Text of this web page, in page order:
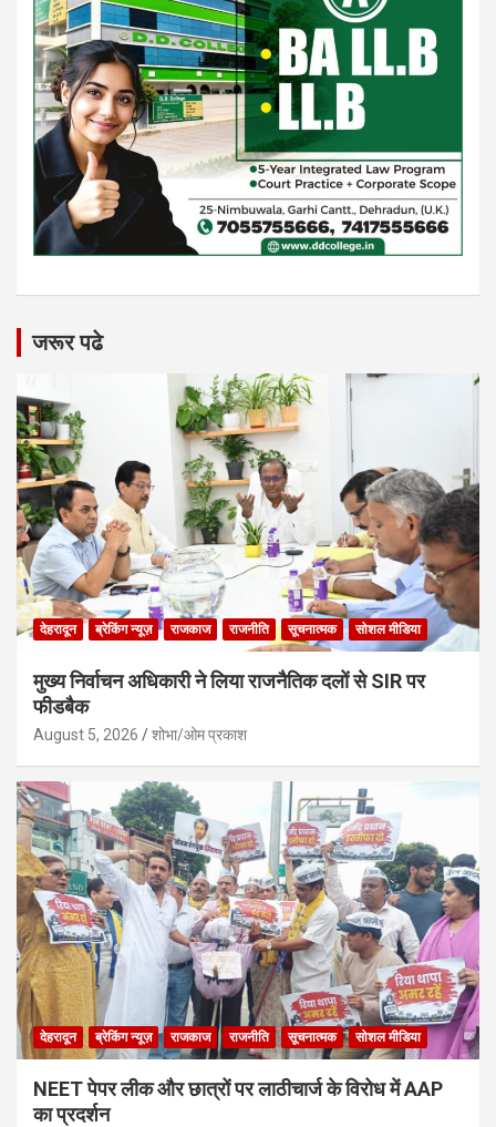
जरूर पढे
देहरादून ब्रेकिंग न्यूज़ राजकाज राजनीति सूचनात्मक सोशल मीडिया
मुख्य निर्वाचन अधिकारी ने लिया राजनैतिक दलों से SIR पर
फीडबैक
August 5, 2026 शोभा/ओम प्रकाश
देहरादून ब्रेकिंग न्यूज़ राजकाज राजनीति सूचनात्मक सोशल मीडिया
NEET पेपर लीक और छात्रों पर लाठीचार्ज के विरोध में AAP
का प्रदर्शन